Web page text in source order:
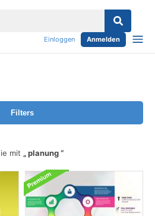
Einloggen Anmelden
Filters
mit
planung